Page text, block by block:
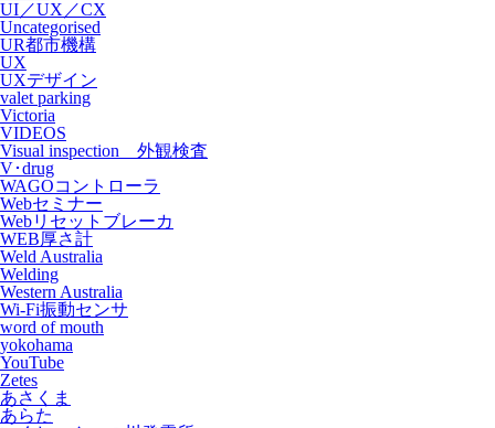
UI／UX／CX
Uncategorised
UR都市機構
UX
UXデザイン
valet parking
Victoria
VIDEOS
Visual inspection 外観検査
V･drug
WAGOコントローラ
Webセミナー
Webリセットブレーカ
WEB厚さ計
Weld Australia
Welding
Western Australia
Wi-Fi振動センサ
word of mouth
yokohama
YouTube
Zetes
あさくま
あらた